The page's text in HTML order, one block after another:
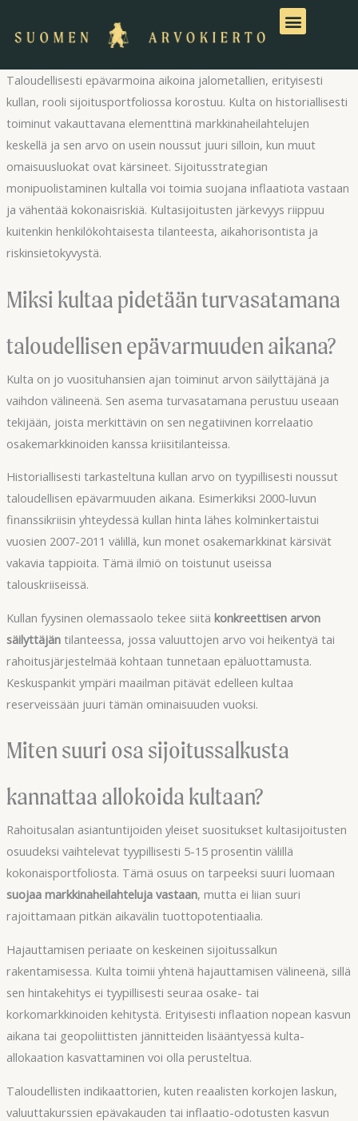
sisältöön
Taloudellisesti epävarmoina aikoina jalometallien, erityisesti
kullan, rooli sijoitusportfoliossa korostuu. Kulta on historiallisesti
toiminut vakauttavana elementtinä markkinaheilahtelujen
keskellä ja sen arvo on usein noussut juuri silloin, kun muut
omaisuusluokat ovat kärsineet. Sijoitusstrategian
monipuolistaminen kultalla voi toimia suojana inflaatiota vastaan
ja vähentää kokonaisriskiä. Kultasijoitusten järkevyys riippuu
kuitenkin henkilökohtaisesta tilanteesta, aikahorisontista ja
riskinsietokyvystä.
Miksi kultaa pidetään turvasatamana
taloudellisen epävarmuuden aikana?
Kulta on jo vuosituhansien ajan toiminut arvon säilyttäjänä ja
vaihdon välineenä. Sen asema turvasatamana perustuu useaan
tekijään, joista merkittävin on sen negatiivinen korrelaatio
osakemarkkinoiden kanssa kriisitilanteissa.
Historiallisesti tarkasteltuna kullan arvo on tyypillisesti noussut
taloudellisen epävarmuuden aikana. Esimerkiksi 2000-luvun
finanssikriisin yhteydessä kullan hinta lähes kolminkertaistui
vuosien 2007-2011 välillä, kun monet osakemarkkinat kärsivät
vakavia tappioita. Tämä ilmiö on toistunut useissa
talouskriiseissä.
Kullan fyysinen olemassaolo tekee siitä konkreettisen arvon
säilyttäjäntilanteessa, jossa valuuttojen arvo voi heikentyä tai
rahoitusjärjestelmää kohtaan tunnetaan epäluottamusta.
Keskuspankit ympäri maailman pitävät edelleen kultaa
reserveissään juuri tämän ominaisuuden vuoksi.
Miten suuri osa sijoitussalkusta
kannattaa allokoida kultaan?
Rahoitusalan asiantuntijoiden yleiset suositukset kultasijoitusten
osuudeksi vaihtelevat tyypillisesti 5-15 prosentin välillä
kokonaisportfoliosta. Tämä osuus on tarpeeksi suuri luomaan
suojaa markkinaheilahteluja vastaan, mutta ei liian suuri
rajoittamaan pitkän aikavälin tuottopotentiaalia.
Hajauttamisen periaate on keskeinen sijoitussalkun
rakentamisessa. Kulta toimii yhtenä hajauttamisen välineenä, sillä
sen hintakehitys ei tyypillisesti seuraa osake- tai
korkomarkkinoiden kehitystä. Erityisesti inflaation nopean kasvun
aikana tai geopoliittisten jännitteiden lisääntyessä kulta-
allokaation kasvattaminen voi olla perusteltua.
Taloudellisten indikaattorien, kuten reaalisten korkojen laskun,
valuuttakurssien epävakauden tai inflaatio-odotusten kasvun